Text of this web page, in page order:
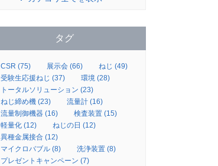
タグ
CSR (75) 展示会 (66)
ねじ (49)
受験生応援ねじ (37)
環境 (28)
トータルソリューション (23)
ねじ締め機 (23)
流量計 (16)
流量制御機器 (16)
検査装置 (15)
軽量化 (12)
ねじの日 (12)
異種金属接合 (12)
マイクロバブル (8)
洗浄装置 (8)
プレゼントキャンペーン (7)